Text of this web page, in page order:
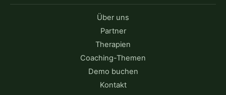
Über uns
Partner
Therapien
Coaching-Themen
Demo buchen
Kontakt